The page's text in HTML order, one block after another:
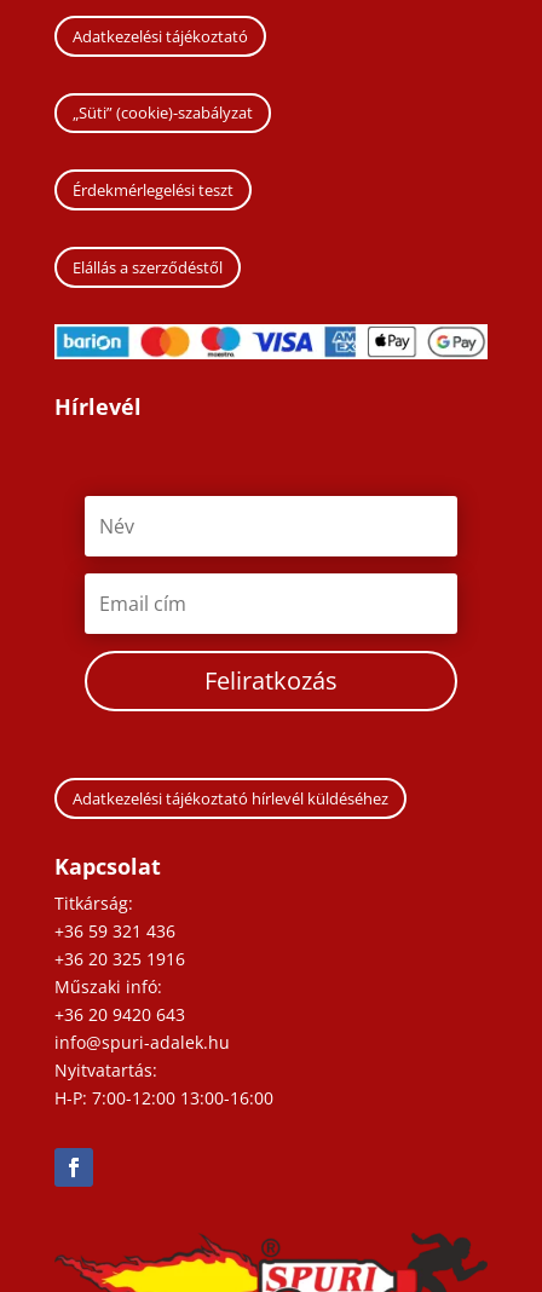
Adatkezelési tájékoztató
„Süti” (cookie)-szabályzat
Érdekmérlegelési teszt
Elállás a szerződéstől
Hírlevél
Feliratkozás
Adatkezelési tájékoztató hírlevél küldéséhez
Kapcsolat
Titkárság:
+36 59 321 436
+36 20 325 1916
Műszaki infó:
+36 20 9420 643
info@spuri-adalek.hu
Nyitvatartás:
H-P: 7:00-12:00 13:00-16:00